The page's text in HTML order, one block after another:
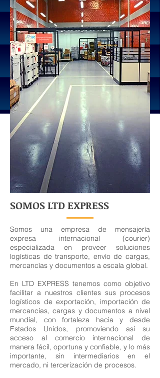
Elaboración de guía
SOMOS LTD EXPRESS
Somos una empresa de mensajería
expresa internacional (courier)
especializada en proveer soluciones
logísticas de transporte, envío de cargas,
mercancías y documentos a escala global.
En LTD EXPRESS tenemos como objetivo
facilitar a nuestros clientes sus procesos
logísticos de exportación, importación de
mercancías, cargas y documentos a nivel
mundial, con fortaleza hacia y desde
Estados Unidos, promoviendo así su
acceso al comercio internacional de
manera fácil, oportuna y confiable, y lo más
importante, sin intermediarios en el
mercado, ni tercerización de procesos.